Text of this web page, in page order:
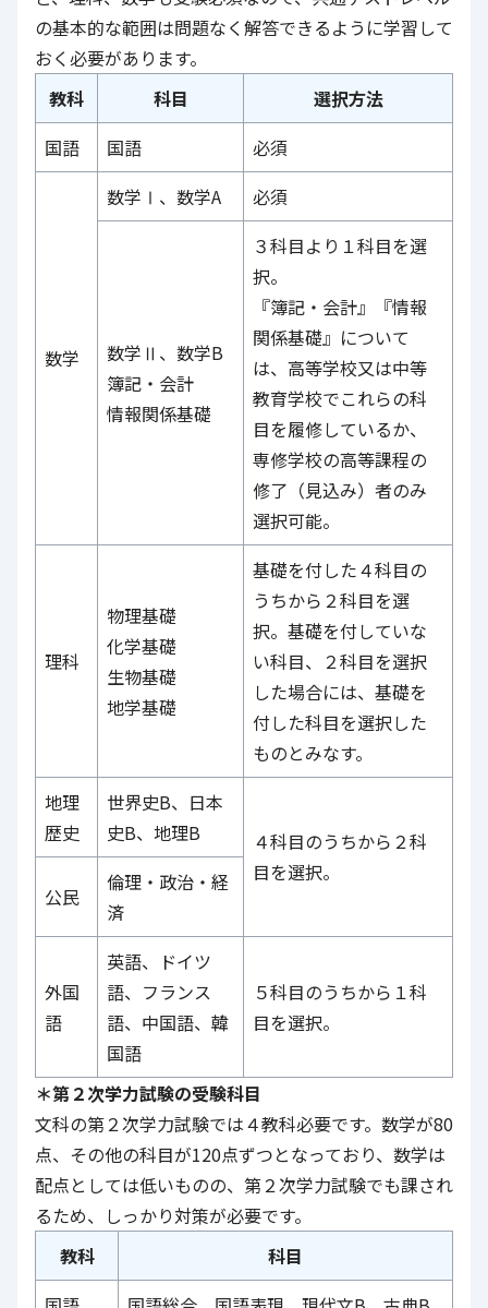
の基本的な範囲は問題なく解答できるように学習して
おく必要があります。
教科
科目
選択方法
国語
国語 必須
数学
数学Ⅰ、数学A 必須
数学Ⅱ、数学B
簿記・会計
情報関係基礎
３科目より１科目を選
択。
『簿記・会計』『情報
関係基礎』について
は、高等学校又は中等
教育学校でこれらの科
目を履修しているか、
専修学校の高等課程の
修了（見込み）者のみ
選択可能。
理科
物理基礎
化学基礎
生物基礎
地学基礎
基礎を付した４科目の
うちから２科目を選
択。基礎を付していな
い科目、２科目を選択
した場合には、基礎を
付した科目を選択した
ものとみなす。
地理
歴史
世界史B、日本
史B、地理B
４科目のうちから２科
目を選択。
公民
倫理・政治・経
済
外国
語
英語、ドイツ
語、フランス
語、中国語、韓
国語
５科目のうちから１科
目を選択。
＊第２次学力試験の受験科目
文科の第２次学力試験では４教科必要です。数学が80
点、その他の科目が120点ずつとなっており、数学は
配点としては低いものの、第２次学力試験でも課され
るため、しっかり対策が必要です。
教科
科目